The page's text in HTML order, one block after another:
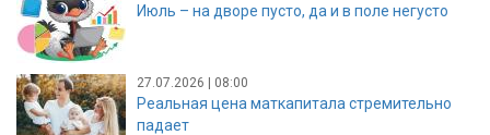
Июль – на дворе пусто, да и в поле негусто
27.07.2026 | 08:00
Реальная цена маткапитала стремительно
падает